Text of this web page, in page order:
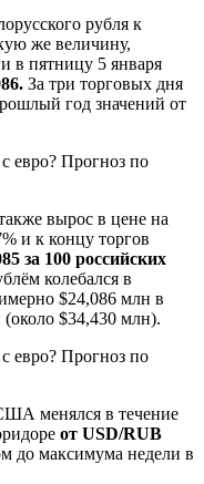
рубля к
же величину,
в пятницу 5 января
За три торговых дня
год значений от
вырос в цене на
и к концу торгов
за 100 российских
колебался в
$24,086 млн в
(около $34,430 млн).
менялся в течение
от USD/RUB
до максимума недели в